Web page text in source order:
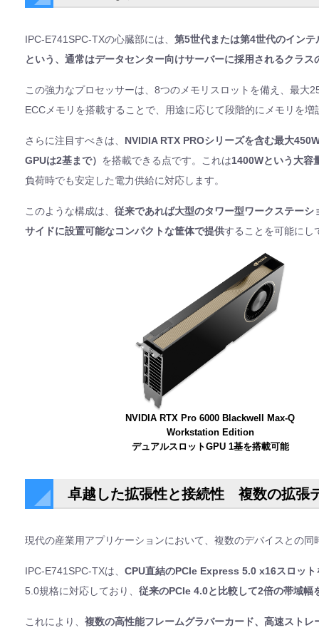
IPC-E741SPC-TXの心臓部には、 第5世代または第4世代のイン
という、通常はデータセンター向けサーバーに採用されるクラ
この強力なプロセッサーは、8つのメモリスロットを備え、最大
ECCメモリを搭載することで、用途に応じて段階的にメモリを
さらに注目すべきは、 NVIDIA RTX PROシリーズを含む最大
GPUは2基まで） を搭載できる点です。これは1400Wという大容
負荷時でも安定した電力供給に対応します。
このような構成は、 従来であれば大型のタワー型ワークステー
サイドに設置可能なコンパクトな筐体で提供することを可能にし
NVIDIA RTX Pro 6000 Blackwell Max-Q
Workstation Edition
デュアルスロットGPU 1基を搭載可能
卓越した拡張性と接続性 複数の拡張
現代の産業用アプリケーションにおいて、複数のデバイスとの
IPC-E741SPC-TXは、 CPU直結のPCIe Express 5.0 x16スロット
5.0規格に対応しており、 従来のPCIe 4.0と比較して2倍の帯域幅
これにより、 複数の高性能フレームグラバーカード、高速ストレ